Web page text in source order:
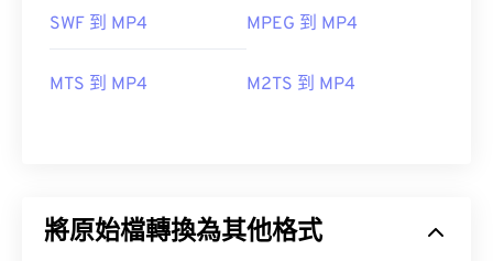
SWF 到 MP4 MPEG 到 MP4
MTS 到 MP4 M2TS 到 MP4
將原始檔轉換為其他格式